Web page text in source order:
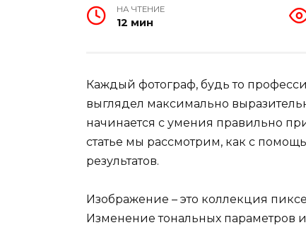
НА ЧТЕНИЕ
12 мин
Каждый фотограф, будь то
выглядел максимально
начинается с умения правильно
статье мы рассмотрим, как с
результатов.
Изображение – это коллекция
Изменение тональных параметров